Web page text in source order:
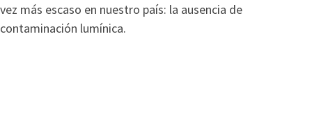
vez más escaso en nuestro país: la ausencia de
contaminación lumínica.